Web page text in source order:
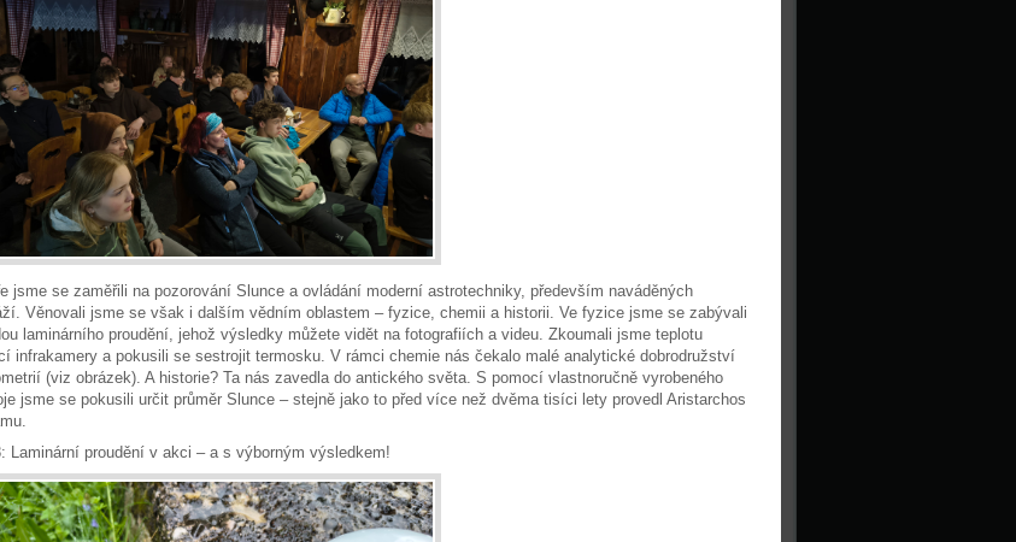
jsme se zaměřili na pozorování Slunce a ovládání moderní astrotechniky, především naváděných
Věnovali jsme se však i dalším vědním oblastem – fyzice, chemii a historii. Ve fyzice jsme se zabývali
laminárního proudění, jehož výsledky můžete vidět na fotografiích a videu. Zkoumali jsme teplotu
infrakamery a pokusili se sestrojit termosku. V rámci chemie nás čekalo malé analytické dobrodružství
(viz obrázek). A historie? Ta nás zavedla do antického světa. S pomocí vlastnoručně vyrobeného
jsme se pokusili určit průměr Slunce – stejně jako to před více než dvěma tisíci lety provedl Aristarchos
Laminární proudění v akci – a s výborným výsledkem!